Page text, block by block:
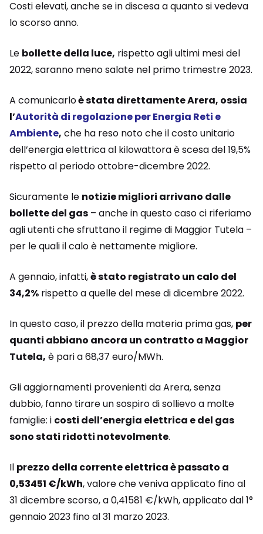
Costi elevati, anche se in discesa a quanto si vedeva
lo scorso anno.
Le bollette della luce, rispetto agli ultimi mesi del
2022, saranno meno salate nel primo trimestre 2023.
A comunicarloè stata direttamente Arera, ossia
l’Autorità di regolazione per Energia Reti e
Ambiente, che ha reso noto che il costo unitario
dell’energia elettrica al kilowattora è scesa del 19,5%
rispetto al periodo ottobre-dicembre 2022.
Sicuramente le notizie migliori arrivano dalle
bollette del gas – anche in questo caso ci riferiamo
agli utenti che sfruttano il regime di Maggior Tutela –
per le quali il calo è nettamente migliore.
A gennaio, infatti,è stato registrato un calo del
34,2% rispetto a quelle del mese di dicembre 2022.
In questo caso, il prezzo della materia prima gas, per
quanti abbiano ancora un contratto a Maggior
Tutela, è pari a 68,37 euro/MWh.
Gli aggiornamenti provenienti da Arera, senza
dubbio, fanno tirare un sospiro di sollievo a molte
famiglie: i costi dell’energia elettrica e del gas
sono stati ridotti notevolmente.
Il prezzo della corrente elettrica è passato a
0,53451 €/kWh, valore che veniva applicato fino al
31 dicembre scorso, a 0,41581 €/kWh, applicato dal 1°
gennaio 2023 fino al 31 marzo 2023.